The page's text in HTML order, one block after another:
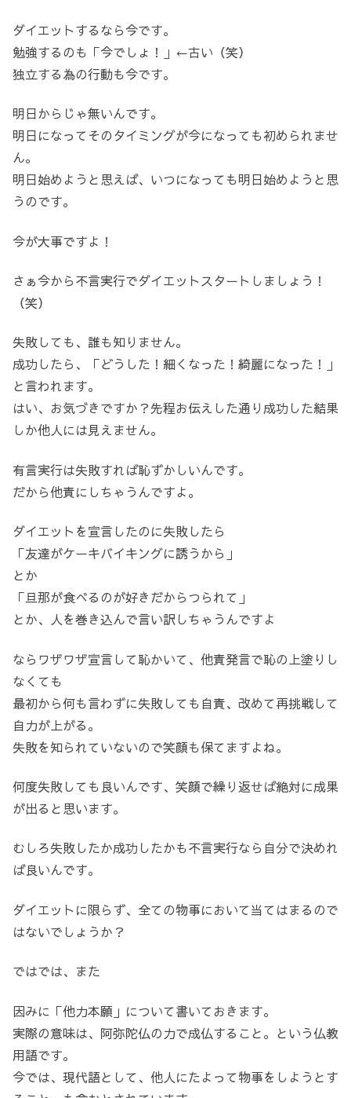
ダイエットするなら今です。
勉強するのも「今でしょ！」←古い（笑）
独立する為の行動も今です。
明日からじゃ無いんです。
明日になってそのタイミングが今になっても初められませ
ん。
明日始めようと思えば、いつになっても明日始めようと思
うのです。
今が大事ですよ！
さぁ今から不言実行でダイエットスタートしましょう！
（笑）
失敗しても、誰も知りません。
成功したら、「どうした！細くなった！綺麗になった！」
と言われます。
はい、お気づきですか？先程お伝えした通り成功した結果
しか他人には見えません。
有言実行は失敗すれば恥ずかしいんです。
だから他責にしちゃうんですよ。
ダイエットを宣言したのに失敗したら
「友達がケーキバイキングに誘うから」
とか
「旦那が食べるのが好きだからつられて」
とか、人を巻き込んで言い訳しちゃうんですよ
ならワザワザ宣言して恥かいて、他責発言で恥の上塗りし
なくても
最初から何も言わずに失敗しても自責、改めて再挑戦して
自力が上がる。
失敗を知られていないので笑顔も保てますよね。
何度失敗しても良いんです、笑顔で繰り返せば絶対に成果
が出ると思います。
むしろ失敗したか成功したかも不言実行なら自分で決めれ
ば良いんです。
ダイエットに限らず、全ての物事において当てはまるので
はないでしょうか？
ではでは、また
因みに「他力本願」について書いておきます。
実際の意味は、阿弥陀仏の力で成仏すること。という仏教
用語です。
今では、現代語として、他人にたよって物事をしようとす